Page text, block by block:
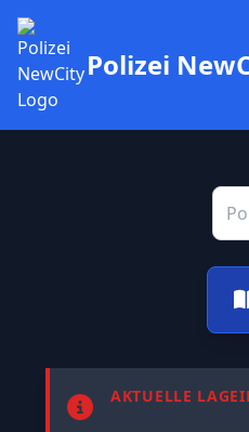
Polizei
AKTUELLE